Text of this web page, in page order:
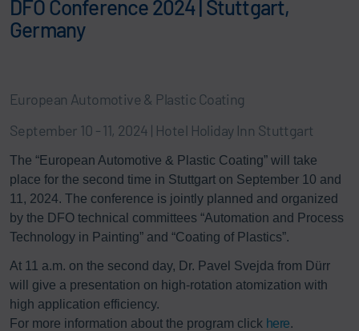
DFO Conference 2024 | Stuttgart,
Germany
European Automotive & Plastic Coating
September 10 - 11, 2024 | Hotel Holiday Inn Stuttgart
The “European Automotive & Plastic Coating” will take
place for the second time in Stuttgart on September 10 and
11, 2024. The conference is jointly planned and organized
by the DFO technical committees “Automation and Process
Technology in Painting” and “Coating of Plastics”.
At 11 a.m. on the second day, Dr. Pavel Svejda from Dürr
will give a presentation on high-rotation atomization with
high application efficiency.
For more information about the program click here.